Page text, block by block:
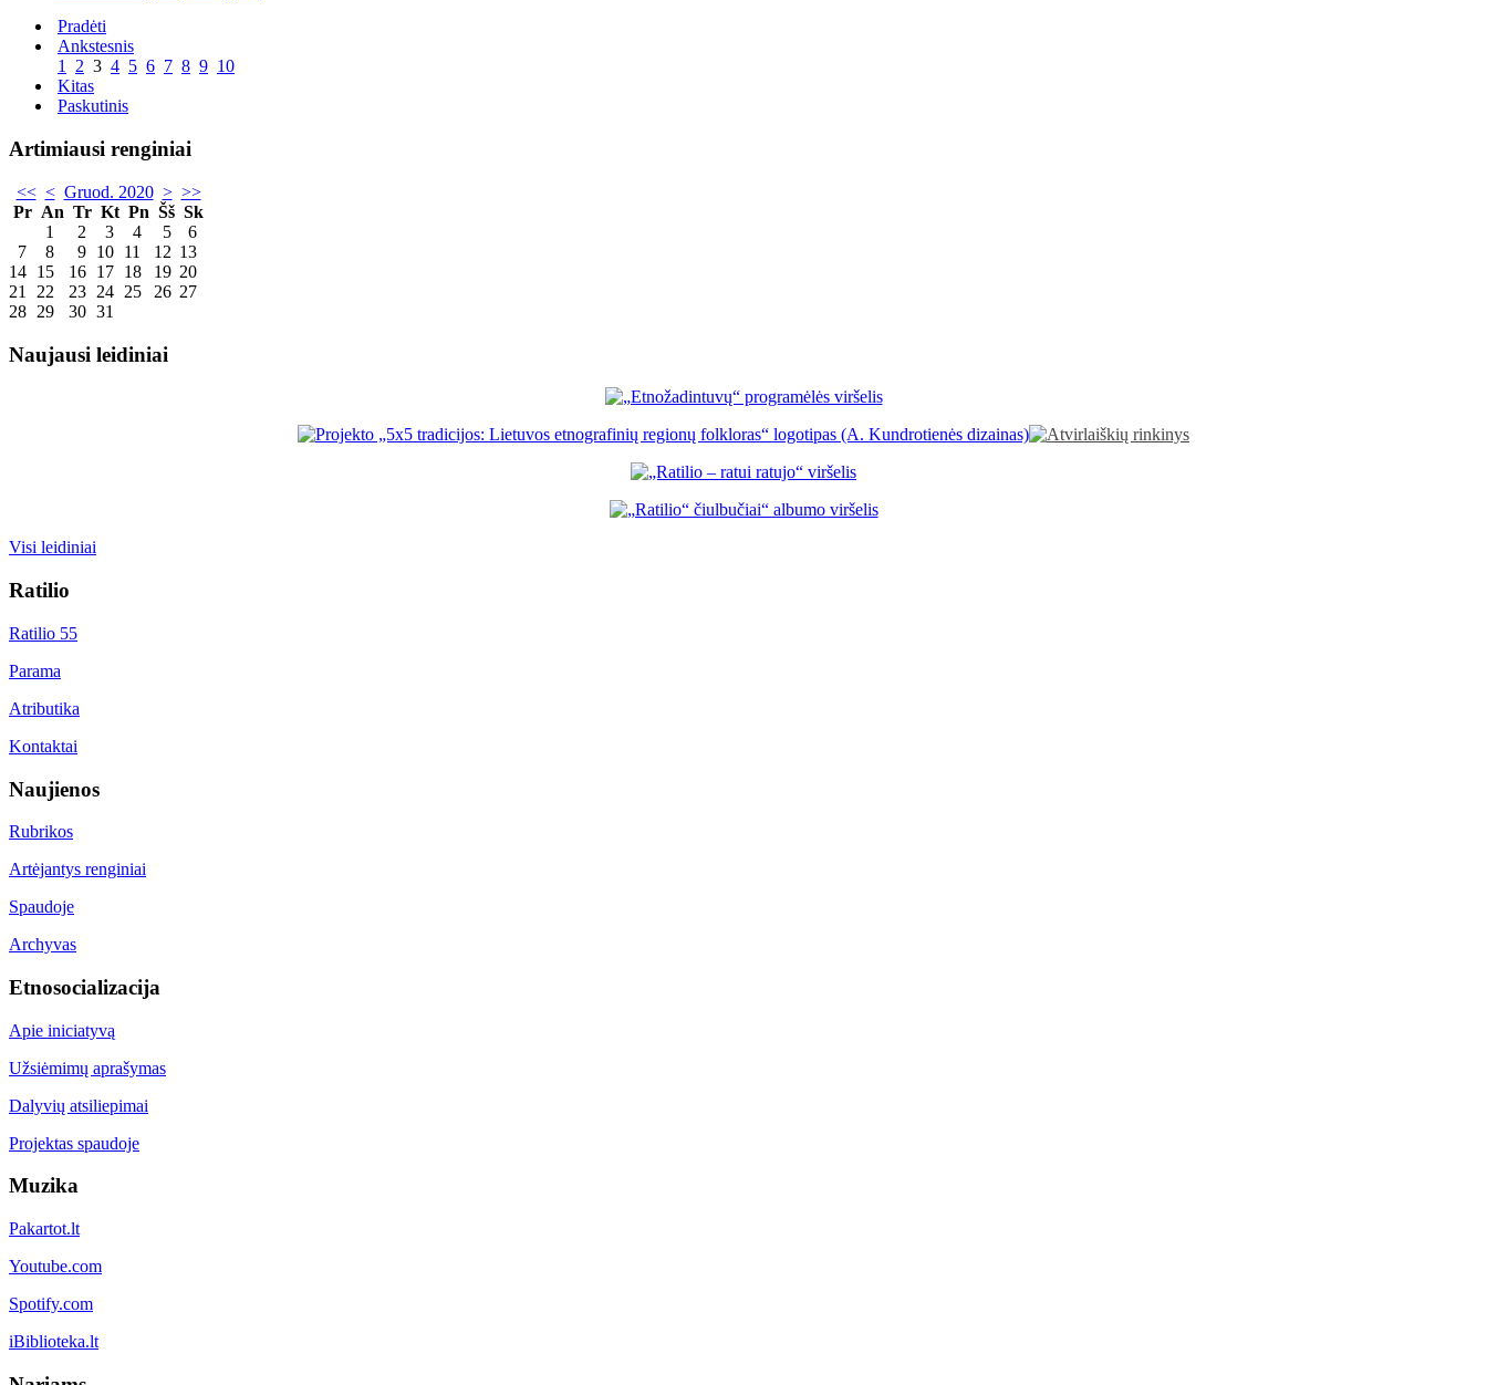
Pradėti
Ankstesnis
1 2 3 4 5 6 7 8 9 10
Kitas
Paskutinis
Artimiausi renginiai
<< < Gruod. 2020 > >>
Pr An Tr Kt Pn Šš Sk
1
2 3 4 5
6
7
8 9 10 11 12 13
14 15 16 17 18 19 20
21
22 23 24 25 26 27
28 29 30 31
Naujausi leidiniai
Visi leidiniai
Ratilio
Ratilio 55
Parama
Atributika
Kontaktai
Naujienos
Rubrikos
Artėjantys renginiai
Spaudoje
Archyvas
Etnosocializacija
Apie iniciatyvą
Užsiėmimų aprašymas
Dalyvių atsiliepimai
Projektas spaudoje
Muzika
Pakartot.lt
Youtube.com
Spotify.com
iBiblioteka.lt